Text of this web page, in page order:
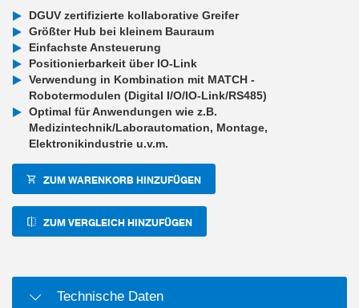
DGUV zertifizierte kollaborative Greifer
Größter Hub bei kleinem Bauraum
Einfachste Ansteuerung
Positionierbarkeit über IO-Link
Verwendung in Kombination mit MATCH -
Robotermodulen (Digital I/O/IO-Link/RS485)
Optimal für Anwendungen wie z.B.
Medizintechnik/Laborautomation, Montage,
Elektronikindustrie u.v.m.
ZUM WARENKORB HINZUFÜGEN
ZUM VERGLEICH HINZUFÜGEN
Technische Daten